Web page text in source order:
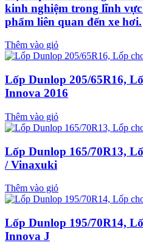
kinh nghiệm trong lĩnh vực
phẩm liên quan đến xe hơi.
Thêm vào giỏ
Lốp Dunlop 205/65R16,
Innova 2016
Thêm vào giỏ
Lốp Dunlop 165/70R13,
/ Vinaxuki
Thêm vào giỏ
Lốp Dunlop 195/70R14,
Innova J